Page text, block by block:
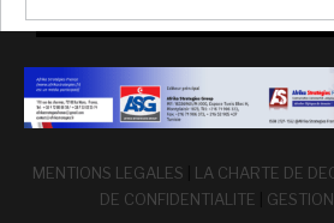
MENTIONS LEGALES LA CHARTE DE
DE CONFIDENTIALITE